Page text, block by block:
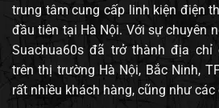
trung tâm cung cấp linh kiện điện
đầu tiên tại Hà Nội. Với sự chuyên
Suachua60s đã trở thành địa chỉ
trên thị trường Hà Nội, Bắc Ninh,
rất nhiều khách hàng, cũng như